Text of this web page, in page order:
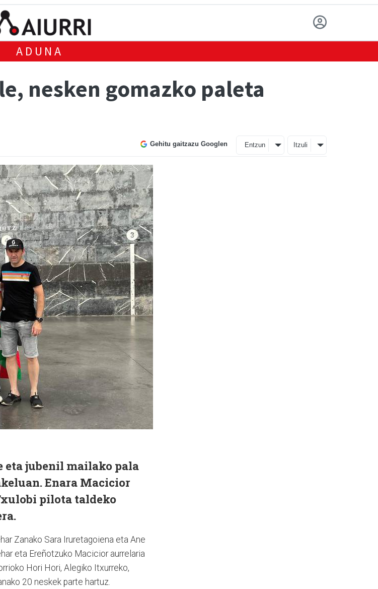
ADUNA
nesken gomazko paleta
Gehitu gaitzazu Googlen Entzun Itzuli
eta jubenil mailako pala
Enara Macicior
pilota taldeko
Zanako Sara Iruretagoiena eta Ane
eta Ereñotzuko Macicior aurrelaria
Hori Hori, Alegiko Itxurreko,
20 neskek parte hartuz.